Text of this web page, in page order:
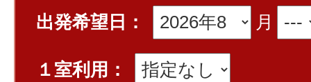
出発希望日：
月
１室利用：